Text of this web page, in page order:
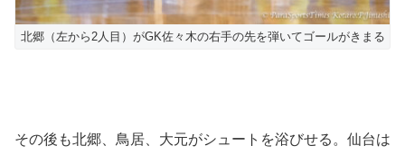
北郷（左から2人目）がGK佐々木の右手の先を弾いてゴールがきまる
その後も北郷、鳥居、大元がシュートを浴びせる。仙台は